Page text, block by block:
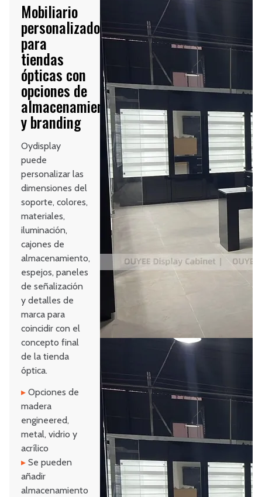
Mobiliario
personalizado
para
tiendas
ópticas con
opciones de
almacenamiento
y branding
Oydisplay
puede
personalizar las
dimensiones del
soporte, colores,
materiales,
iluminación,
cajones de
almacenamiento,
espejos, paneles
de señalización
y detalles de
marca para
coincidir con el
concepto final
de la tienda
óptica.
▸ Opciones de
madera
engineered,
metal, vidrio y
acrílico
▸ Se pueden
añadir
almacenamiento